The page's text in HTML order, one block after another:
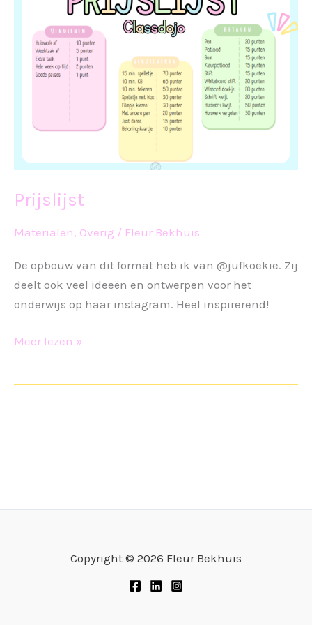
Prijslijst
Materialen, Overig / Fleur Bekhuis
De opbouw van dit format heb ik van @jufkoekie. Zij
deelt ook veel ideeën en ontwerpen voor het
onderwijs op haar instagram. Heel inspirerend!
Prijslijst
Meer lezen »
Copyright © 2026 Fleur Bekhuis